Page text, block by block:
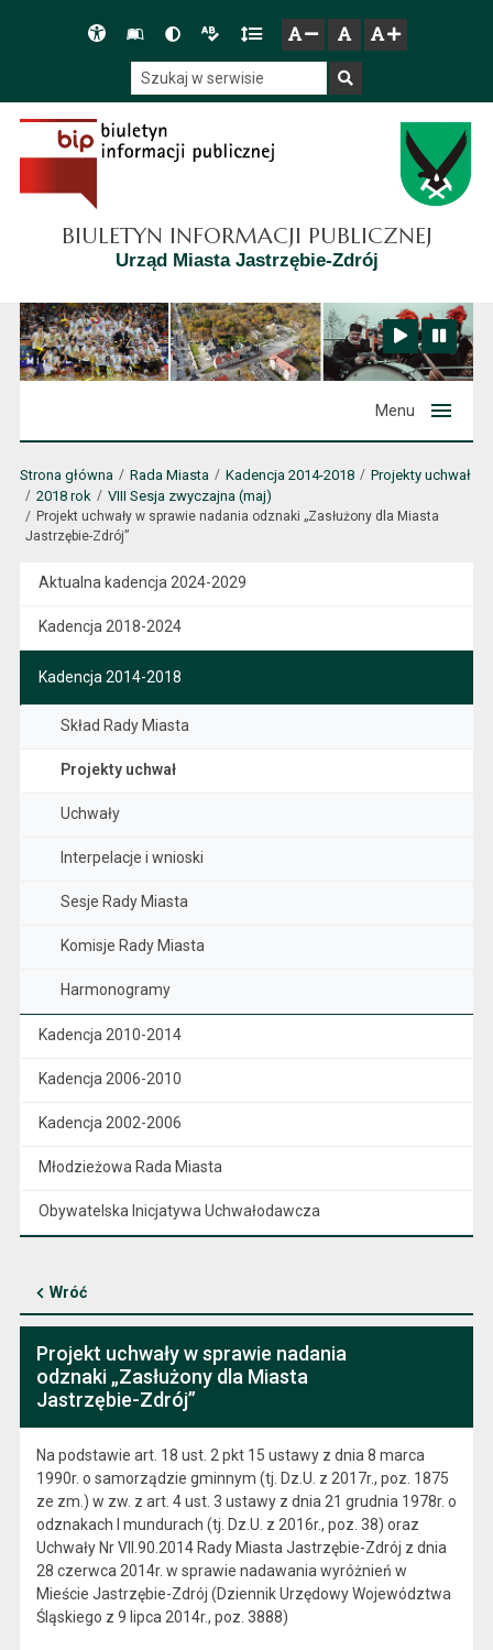
Przejdź do głównego menu
Przejdź do treści
Przejdź do mapy serwisu
Deklaracja
SłownikWersjaWersja
tekstowa
Gęstość
tekstu
BIULETYN INFORMACJI PUBLICZNEJ
Urząd Miasta Jastrzębie-Zdrój
Menu
Strona główna Rada Miasta Kadencja 2014-2018
Projekty uchwał
2018 rok
VIII Sesja zwyczajna (maj)
Projekt uchwały w sprawie nadania odznaki „Zasłużony dla Miasta
Jastrzębie-Zdrój”
Aktualna kadencja 2024-2029
Kadencja 2018-2024
Kadencja 2014-2018
Skład Rady Miasta
Projekty uchwał
Uchwały
Interpelacje i wnioski
Sesje Rady Miasta
Komisje Rady Miasta
Harmonogramy
Kadencja 2010-2014
Kadencja 2006-2010
Kadencja 2002-2006
Młodzieżowa Rada Miasta
Obywatelska Inicjatywa Uchwałodawcza
Wróć
Projekt uchwały w sprawie nadania
odznaki „Zasłużony dla Miasta
Jastrzębie-Zdrój”
Na podstawie art. 18 ust. 2 pkt 15 ustawy z dnia 8 marca
1990r. o samorządzie gminnym (tj. Dz.U. z 2017r., poz. 1875
ze zm.) w zw. z art. 4 ust. 3 ustawy z dnia 21 grudnia 1978r. o
odznakach I mundurach (tj. Dz.U. z 2016r., poz. 38) oraz
Uchwały Nr VII.90.2014 Rady Miasta Jastrzębie-Zdrój z dnia
28 czerwca 2014r. w sprawie nadawania wyróżnień w
Mieście Jastrzębie-Zdrój (Dziennik Urzędowy Województwa
Śląskiego z 9 lipca 2014r., poz. 3888)